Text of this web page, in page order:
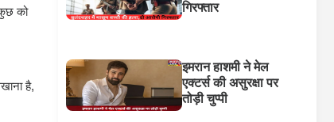
को
है,
गिरफ्तार
इमरान हाशमी ने मेल
एक्टर्स की असुरक्षा पर
तोड़ी चुप्पी